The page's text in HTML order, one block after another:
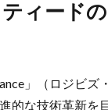
」（ロジビズ
的な技術革新を